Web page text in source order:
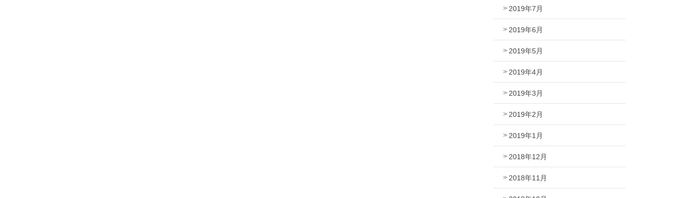
2019年7月
2019年6月
2019年5月
2019年4月
2019年3月
2019年2月
2019年1月
2018年12月
2018年11月